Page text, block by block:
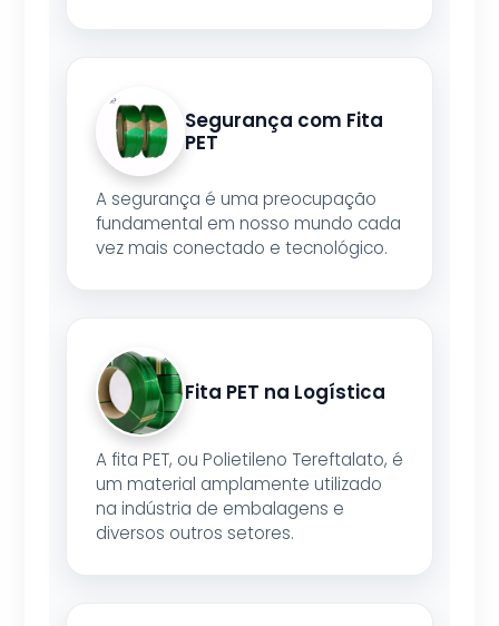
Segurança com Fita
PET
A segurança é uma preocupação
fundamental em nosso mundo cada
vez mais conectado e tecnológico.
Fita PET na Logística
A fita PET, ou Polietileno Tereftalato, é
um material amplamente utilizado
na indústria de embalagens e
diversos outros setores.